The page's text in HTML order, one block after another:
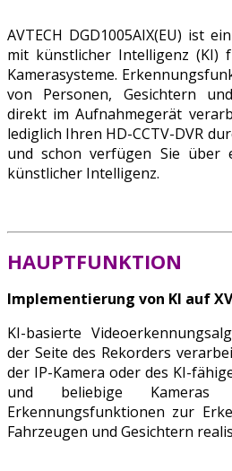
AVTECH DGD1005AIX(EU) ist
mit künstlicher Intelligenz (KI)
Kamerasysteme.
von Personen, Gesichtern
direkt im Aufnahmegerät
lediglich Ihren HD-CCTV-DVR
und schon verfügen Sie über
künstlicher Intelligenz.
HAUPTFUNKTION
Implementierung von KI auf
KI-basierte
der Seite des Rekorders
der IP-Kamera oder des KI-
und beliebige Kameras
Erkennungsfunktionen zur
Fahrzeugen und Gesichtern